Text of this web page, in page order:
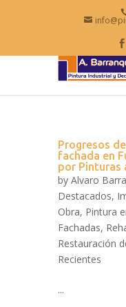
Progresos
fachada en
por Pinturas
by Alvaro
Destacados,
Obra, Pintura
Fachadas,
Restauración
Recientes
...